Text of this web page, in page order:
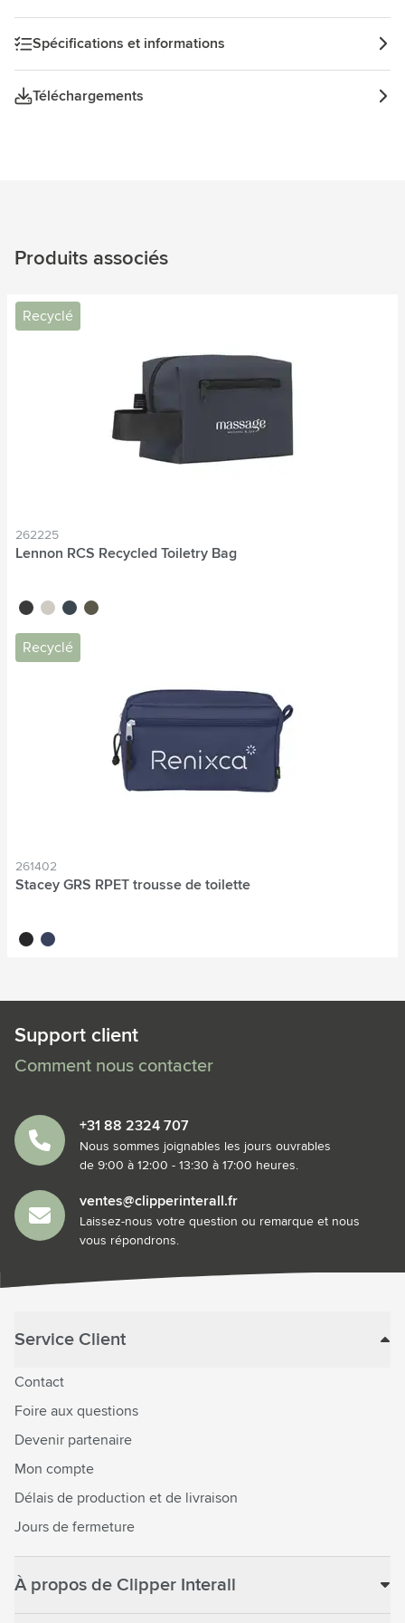
Spécifications et informations
Téléchargements
Produits associés
Recyclé
262225
Lennon RCS Recycled Toiletry Bag
noir beigebleu marine
vert foncé
Recyclé
261402
Stacey GRS RPET trousse de toilette
noir bleu foncé
Support client
Comment nous contacter
+31 88 2324 707
Nous sommes joignables les jours ouvrables
de 9:00 à 12:00 - 13:30 à 17:00 heures.
ventes@clipperinterall.fr
Laissez-nous votre question ou remarque et nous
vous répondrons.
Service Client
Contact
Foire aux questions
Devenir partenaire
Mon compte
Délais de production et de livraison
Jours de fermeture
À propos de Clipper Interall